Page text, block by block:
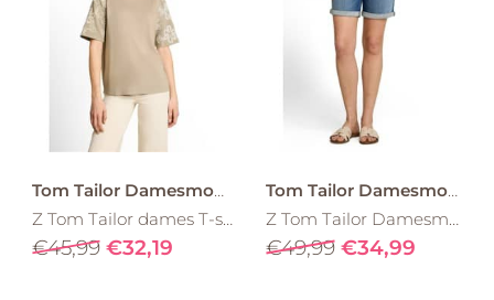
Tom Tailor Damesmode
Z Tom Tailor dames T-shirt 1052152 borduring Kaki
€45,99 €32,19
Tom Tailor Damesmode
Z Tom Tailor Damesmode Maya Tapered Bermuda jeansshort met stretch 1051487
€49,99 €34,99